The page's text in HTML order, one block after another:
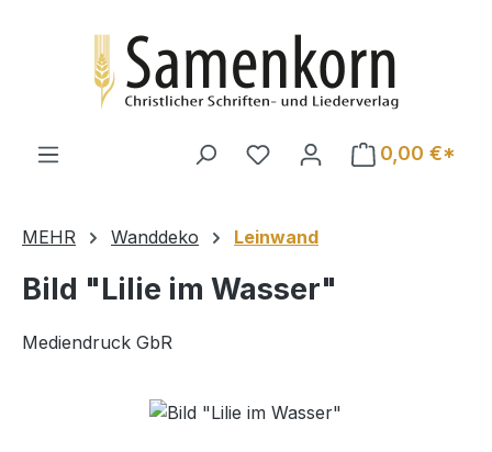
0,00 €*
MEHR Wanddeko Leinwand
Bild "Lilie im Wasser"
Mediendruck GbR
Bildergalerie überspringen